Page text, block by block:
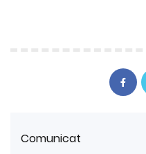
Comunicat